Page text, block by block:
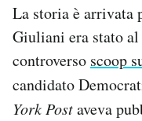
La storia è arrivata
Giuliani era stato
controverso scoop
candidato
York Postaveva